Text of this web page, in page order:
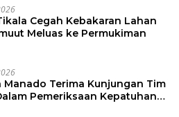
Cegah Kebakaran Lahan
Meluas ke Permukiman
Manado Terima Kunjungan Tim
Pemeriksaan Kepatuhan